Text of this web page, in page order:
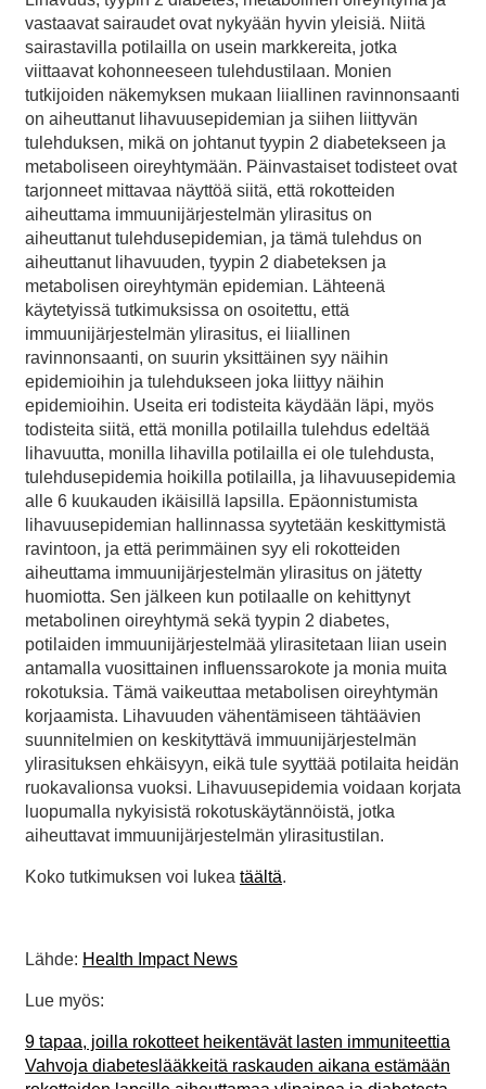
vastaavat sairaudet ovat nykyään hyvin yleisiä. Niitä
sairastavilla potilailla on usein markkereita, jotka
viittaavat kohonneeseen tulehdustilaan. Monien
tutkijoiden näkemyksen mukaan liiallinen ravinnonsaanti
on aiheuttanut lihavuusepidemian ja siihen liittyvän
tulehduksen, mikä on johtanut tyypin 2 diabetekseen ja
metaboliseen oireyhtymään. Päinvastaiset todisteet ovat
tarjonneet mittavaa näyttöä siitä, että rokotteiden
aiheuttama immuunijärjestelmän ylirasitus on
aiheuttanut tulehdusepidemian, ja tämä tulehdus on
aiheuttanut lihavuuden, tyypin 2 diabeteksen ja
metabolisen oireyhtymän epidemian. Lähteenä
käytetyissä tutkimuksissa on osoitettu, että
immuunijärjestelmän ylirasitus, ei liiallinen
ravinnonsaanti, on suurin yksittäinen syy näihin
epidemioihin ja tulehdukseen joka liittyy näihin
epidemioihin. Useita eri todisteita käydään läpi, myös
todisteita siitä, että monilla potilailla tulehdus edeltää
lihavuutta, monilla lihavilla potilailla ei ole tulehdusta,
tulehdusepidemia hoikilla potilailla, ja lihavuusepidemia
alle 6 kuukauden ikäisillä lapsilla. Epäonnistumista
lihavuusepidemian hallinnassa syytetään keskittymistä
ravintoon, ja että perimmäinen syy eli rokotteiden
aiheuttama immuunijärjestelmän ylirasitus on jätetty
huomiotta. Sen jälkeen kun potilaalle on kehittynyt
metabolinen oireyhtymä sekä tyypin 2 diabetes,
potilaiden immuunijärjestelmää ylirasitetaan liian usein
antamalla vuosittainen influenssarokote ja monia muita
rokotuksia. Tämä vaikeuttaa metabolisen oireyhtymän
korjaamista. Lihavuuden vähentämiseen tähtäävien
suunnitelmien on keskityttävä immuunijärjestelmän
ylirasituksen ehkäisyyn, eikä tule syyttää potilaita heidän
ruokavalionsa vuoksi. Lihavuusepidemia voidaan korjata
luopumalla nykyisistä rokotuskäytännöistä, jotka
aiheuttavat immuunijärjestelmän ylirasitustilan.
Koko tutkimuksen voi lukea täältä.
Lähde: Health Impact News
Lue myös:
9 tapaa, joilla rokotteet heikentävät lasten immuniteettia
Vahvoja diabeteslääkkeitä raskauden aikana estämään